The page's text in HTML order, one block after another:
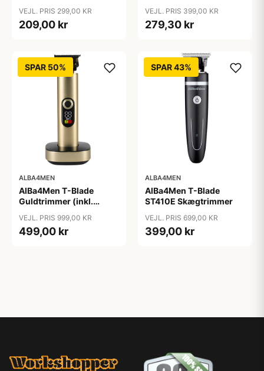
VEJL. PRIS 299,00 KR
209,00 kr
VEJL. PRIS 399,00 KR
279,30 kr
SPAR 50%
ALBA4MEN
AlBa4Men T-Blade
Guldtrimmer (inkl.
VEJL. PRIS 999,00 KR
499,00 kr
SPAR 43%
ALBA4MEN
AlBa4Men T-Blade
ST410E Skægtrimmer
VEJL. PRIS 699,00 KR
399,00 kr